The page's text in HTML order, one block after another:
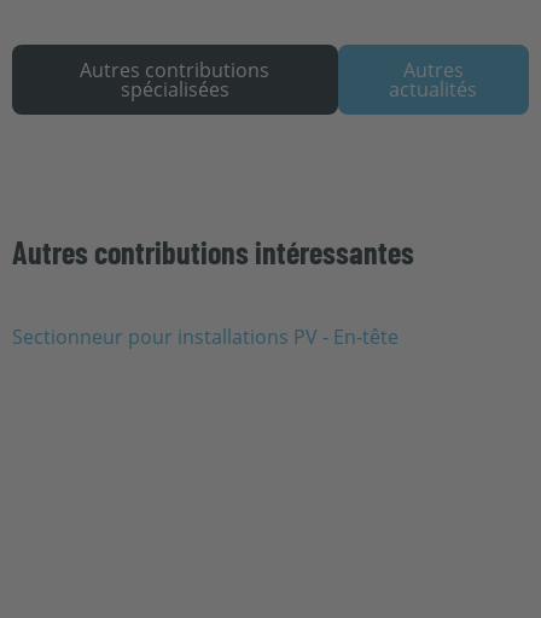
Autres contributions
spécialisées
Autres
actualités
Autres contributions intéressantes